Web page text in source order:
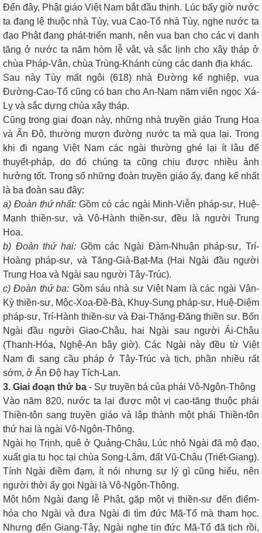
Ðến đây, Phật giáo Việt Nam bắt đầu thịnh. Lúc bấy giờ nước
ta đang lệ thuộc nhà Tùy, vua Cao-Tổ nhà Tùy, nghe nước ta
đạo Phật đang phát-triển mạnh, nên vua ban cho các vị danh
tăng ở nước ta năm hòm lễ vật, và sắc lịnh cho xây tháp ở
chùa Pháp-Vân, chùa Trùng-Khánh cùng các danh địa khác.
Sau này Tùy mất ngôi (618) nhà Ðường kế nghiệp, vua
Ðường-Cao-Tổ cũng có ban cho An-Nam năm viên ngọc Xá-
Lỵ và sắc dựng chùa xây tháp.
Cũng trong giai đoạn này, những nhà truyền giáo Trung Hoa
và Ấn Ðộ, thường mượn đường nước ta mà qua lại. Trong
khi đi ngang Việt Nam các ngài thường ghé lại ít lâu để
thuyết-pháp, do đó chúng ta cũng chịu được nhiều ảnh
hưởng tốt. Trong số những đoàn truyền giáo ấy, đang kể nhất
là ba đoàn sau đây:
a) Ðoàn thứ nhất: Gồm có các ngài Minh-Viễn pháp-sư, Huệ-
Mạnh thiền-sư, và Vô-Hành thiền-sư, đều là người Trung
Hoa.
b) Ðoàn thứ hai: Gồm các Ngài Ðàm-Nhuận pháp-sư, Trí-
Hoàng pháp-sư, và Tăng-Già-Bạt-Ma (Hai Ngài đầu người
Trung Hoa và Ngài sau người Tây-Trúc).
c) Ðoàn thứ ba: Gồm sáu nhà sư Việt Nam là các ngài Vân-
Kỳ thiền-sư, Mộc-Xoa-Ðề-Bà, Khuy-Sung pháp-sư, Huệ-Diệm
pháp-sư, Trí-Hành thiền-sư và Đại-Thặng-Đăng thiền sư. Bốn
Ngài đầu người Giao-Châu, hai Ngài sau người Ái-Châu
(Thanh-Hóa, Nghệ-An bây giờ). Các Ngài này đều từ Việt
Nam đi sang cầu pháp ở Tây-Trúc và tịch, phần nhiều rất
sớm, ở Ấn Ðộ hay Tích-Lan.
3. Giai đoạn thứ ba - Sự truyền bá của phái Vô-Ngôn-Thông
Vào năm 820, nước ta lại được một vị cao-tăng thuộc phái
Thiền-tôn sang truyền giáo và lập thành một phái Thiền-tôn
thứ hai là ngài Vô-Ngôn-Thông.
Ngài họ Trịnh, quê ở Quảng-Châu. Lúc nhỏ Ngài đã mộ đạo,
xuất gia tu học tại chùa Song-Lâm, đất Vũ-Châu (Triết-Giang).
Tính Ngài điềm đạm, ít nói nhưng sự lý gì cũng hiểu, nên
người thời ấy gọi Ngài là Vô-Ngôn-Thông.
Một hôm Ngài đang lễ Phật, gặp một vị thiền-sư đến điểm-
hóa cho Ngài và đưa Ngài đi tìm đức Mã-Tổ mà tham học.
Nhưng đến Giang-Tây, Ngài nghe tin đức Mã-Tổ đã tịch rồi,